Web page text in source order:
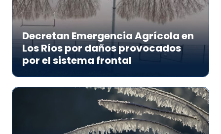
Decretan Emergencia Agrícola en
Los Ríos por daños provocados
por el sistema frontal